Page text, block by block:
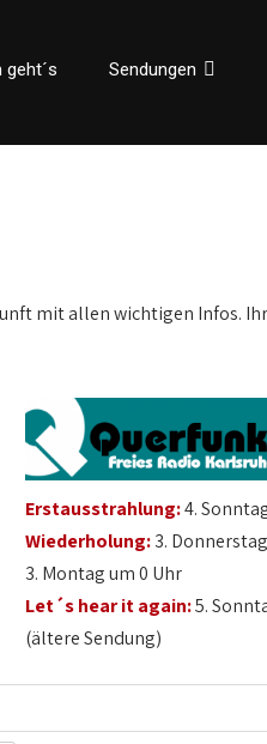
geht´s Sendungen
mit allen wichtigen Infos.
Erstausstrahlung:4.
Wiederholung:3.
3. Montag um 0 Uhr
Let´s hear it again:5.
(ältere Sendung)